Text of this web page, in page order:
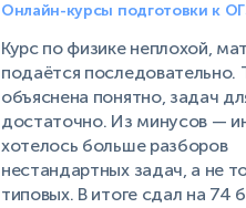
Онлайн-курсы подготовки к
Курс по физике неплохой,
подаётся последовательно.
объяснена понятно, задач
достаточно. Из минусов —
хотелось больше разборов
нестандартных задач, а не
типовых. В итоге сдал на 74